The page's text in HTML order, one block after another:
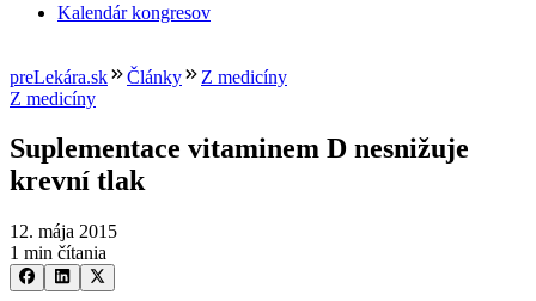
Kalendár kongresov
preLekára.sk Články
Z medicíny
Z medicíny
Suplementace vitaminem D nesnižuje
krevní tlak
12. mája 2015
1 min čítania